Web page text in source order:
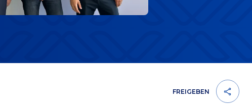
FREIGEBEN